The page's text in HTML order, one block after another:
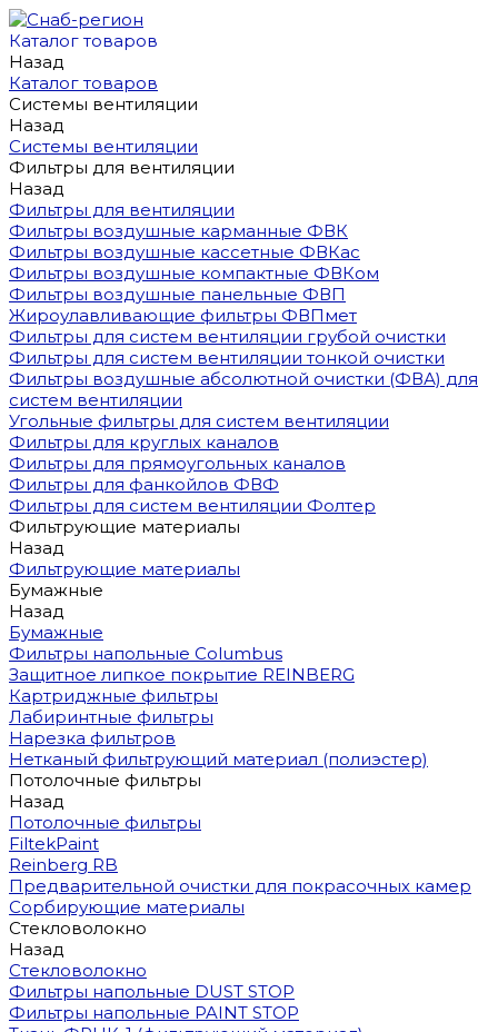
Каталог товаров
Назад
Каталог товаров
Системы вентиляции
Назад
Системы вентиляции
Фильтры для вентиляции
Назад
Фильтры для вентиляции
Фильтры воздушные карманные ФВК
Фильтры воздушные кассетные ФВКас
Фильтры воздушные компактные ФВКом
Фильтры воздушные панельные ФВП
Жироулавливающие фильтры ФВПмет
Фильтры для систем вентиляции грубой очистки
Фильтры для систем вентиляции тонкой очистки
Фильтры воздушные абсолютной очистки (ФВА) для
систем вентиляции
Угольные фильтры для систем вентиляции
Фильтры для круглых каналов
Фильтры для прямоугольных каналов
Фильтры для фанкойлов ФВФ
Фильтры для систем вентиляции Фолтер
Фильтрующие материалы
Назад
Фильтрующие материалы
Бумажные
Назад
Бумажные
Фильтры напольные Columbus
Защитное липкое покрытие REINBERG
Картриджные фильтры
Лабиринтные фильтры
Нарезка фильтров
Нетканый фильтрующий материал (полиэстер)
Потолочные фильтры
Назад
Потолочные фильтры
FiltekPaint
Reinberg RB
Предварительной очистки для покрасочных камер
Сорбирующие материалы
Стекловолокно
Назад
Стекловолокно
Фильтры напольные DUST STOP
Фильтры напольные PAINT STOP